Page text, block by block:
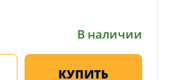
В наличии
КУПИТЬ